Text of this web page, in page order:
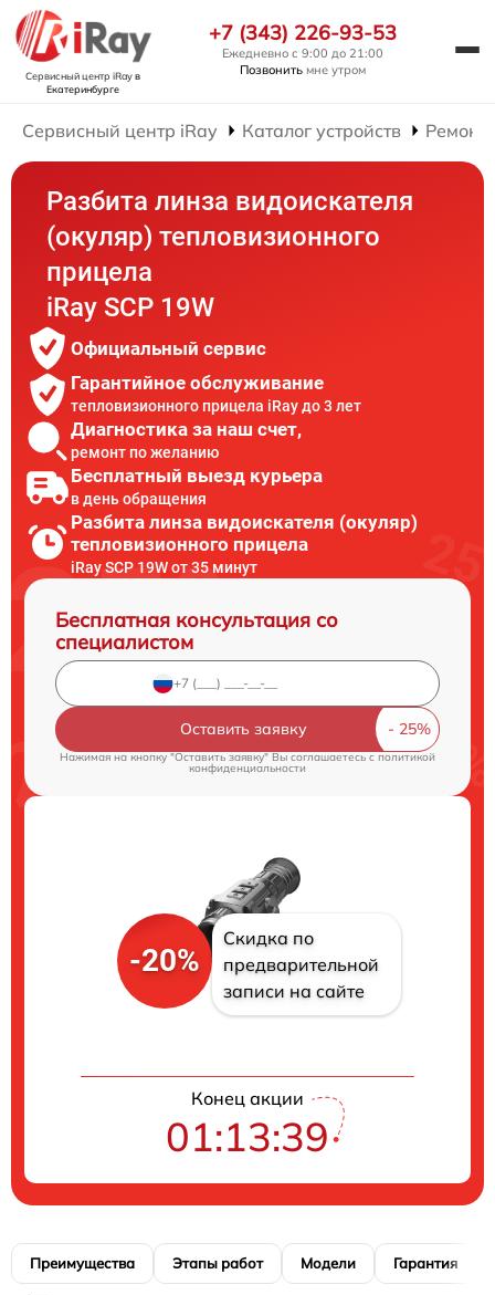
Сервисный центр iRayв
Екатеринбурге
+7 (343) 226-93-53
Ежедневно с 9:00 до 21:00
Позвонить мне утром
Сервисный центр iRay Каталог устройств Ремонт
Разбита линза видоискателя
(окуляр) тепловизионного
прицела
iRay SCP 19W
Официальный сервис
Гарантийное обслуживание
тепловизионного прицела iRay до 3 лет
Диагностика за наш счет,
ремонт по желанию
Бесплатный выезд курьера
в день обращения
Разбита линза видоискателя (окуляр)
тепловизионного прицела
iRay SCP 19W от 35 минут
Бесплатная консультация со
специалистом
Оставить заявку
Нажимая на кнопку "Оставить заявку" Вы соглашаетесь cполитикой
конфиденциальности
-20%
Скидка по
предварительной
записи на сайте
Конец акции
01:13:38
Преимущества Этапы работ Модели Гарантия